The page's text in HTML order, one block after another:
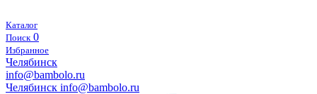
Каталог
Поиск 0
Избранное
Челябинск
info@bambolo.ru
Челябинск info@bambolo.ru